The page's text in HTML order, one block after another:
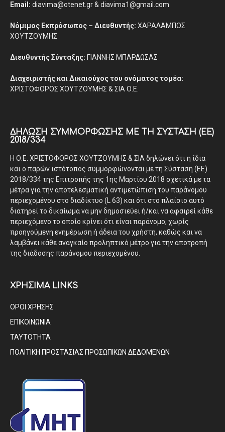
Email: diavima@otenet.gr & diavima1@gmail.com
Νόμιμος Εκπρόσωπος – Διευθυντής: ΧΑΡΑΛΑΜΠΟΣ
ΧΟΥΤΖΟΥΜΗΣ
Διευθυντής Σύνταξης: ΓΙΑΝΝΗΣ ΜΠΑΡΔΩΣΑΣ
Διαχειριστής και Δικαιούχος του ονόματος τομέα:
ΧΡΙΣΤΟΦΟΡΟΣ ΧΟΥΤΖΟΥΜΗΣ & ΣΙΑ Ο.Ε.
ΔΉΛΩΣΗ ΣΥΜΜΌΡΦΩΣΗΣ ΜΕ ΤΗ ΣΎΣΤΑΣΗ (ΕΕ)
2018/334
Η Ο.Ε. ΧΡΙΣΤΟΦΟΡΟΣ ΧΟΥΤΖΟΥΜΗΣ & ΣΙΑ δηλώνει ότι η ίδια
και ο παρών ιστότοπος συμμορφώνονται με τη Σύσταση (ΕΕ)
2018/334 της Επιτροπής της 1ης Μαρτίου 2018 σχετικά με τα
μέτρα για την αποτελεσματική αντιμετώπιση του παράνομου
περιεχομένου στο διαδίκτυο (L 63) και ότι στο πλαίσιο αυτό
διατηρεί το δικαίωμα να μην δημοσιεύει ή/και να αφαιρεί κάθε
περιεχόμενο το οποίο κρίνει ότι είναι παράνομο, χωρίς
προηγούμενη ενημέρωση ή άδεια του χρήστη, καθώς και να
λαμβάνει κάθε αναγκαίο προληπτικό μέτρο για την αποτροπή
της διάδοσης παράνομου περιεχομένου.
ΧΡΗΣΙΜΑ LINKS
ΟΡΟΙ ΧΡΗΣΗΣ
ΕΠΙΚΟΙΝΩΝΙΑ
ΤΑΥΤΟΤΗΤΑ
ΠΟΛΙΤΙΚΗ ΠΡΟΣΤΑΣΙΑΣ ΠΡΟΣΩΠΙΚΩΝ ΔΕΔΟΜΕΝΩΝ